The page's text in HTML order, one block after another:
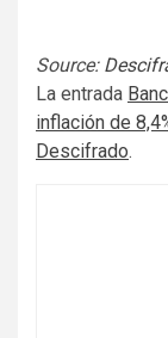
Source:
La entrada
inflación de
Descifrado.